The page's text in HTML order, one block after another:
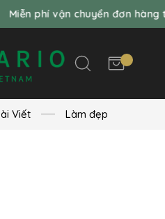
chuyển đơn hàng từ 99,000đ
Viết Làm đẹp